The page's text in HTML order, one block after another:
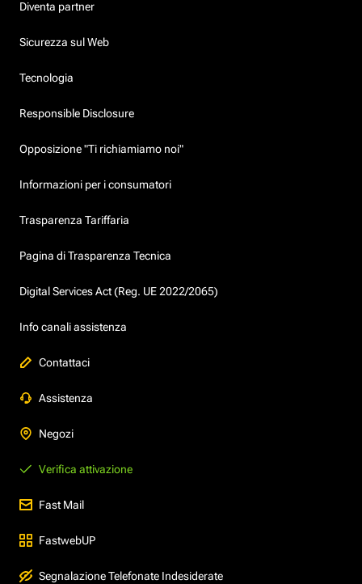
Diventa partner
Sicurezza sul Web
Tecnologia
Responsible Disclosure
Opposizione "Ti richiamiamo noi"
Informazioni per i consumatori
Trasparenza Tariffaria
Pagina di Trasparenza Tecnica
Digital Services Act (Reg. UE 2022/2065)
Info canali assistenza
Contattaci
Assistenza
Negozi
Verifica attivazione
Fast Mail
FastwebUP
Segnalazione Telefonate Indesiderate